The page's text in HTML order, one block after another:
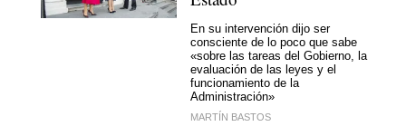
En su intervención dijo ser
consciente de lo poco que sabe
«sobre las tareas del Gobierno, la
evaluación de las leyes y el
funcionamiento de la
Administración»
MARTÍN BASTOS